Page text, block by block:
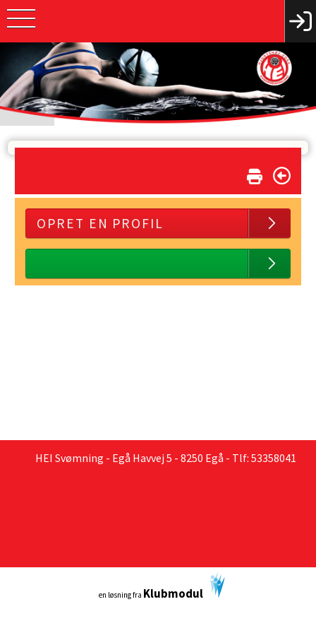
OPRET EN PROFIL
HEI Svømning - Egå Havvej 5 - 8250 Egå - Tlf: 53358041
en løsning fra Klubmodul